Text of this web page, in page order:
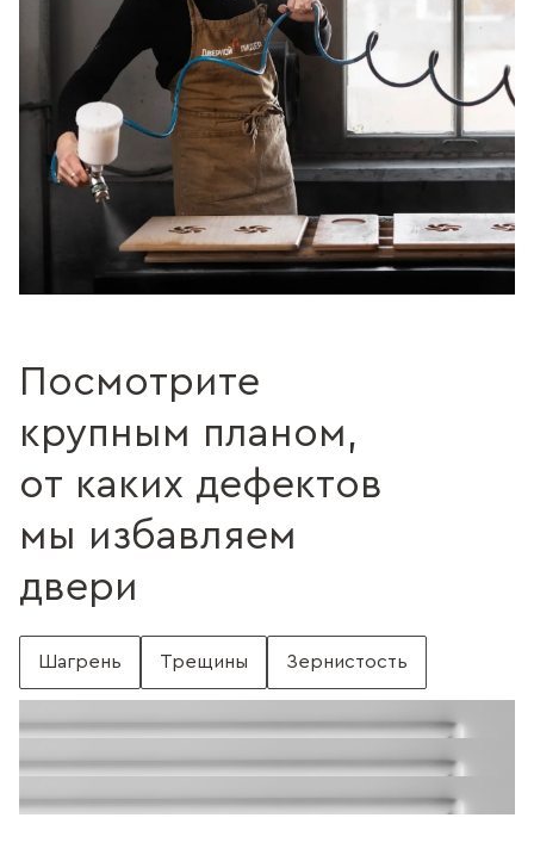
Посмотрите
крупным планом,
от каких дефектов
мы избавляем
двери
Шагрень Трещины Зернистость
Поверхность без шагрени
Без трещин
Без зернистости